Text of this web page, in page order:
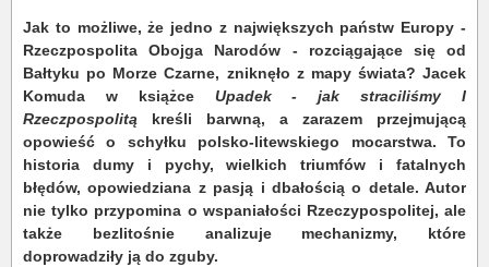
Jak to możliwe, że jedno z największych państw Europy -
Rzeczpospolita Obojga Narodów - rozciągające się od
Bałtyku po Morze Czarne, zniknęło z mapy świata? Jacek
Komuda w książce Upadek - jak straciliśmy I
Rzeczpospolitą kreśli barwną, a zarazem przejmującą
opowieść o schyłku polsko-litewskiego mocarstwa. To
historia dumy i pychy, wielkich triumfów i fatalnych
błędów, opowiedziana z pasją i dbałością o detale. Autor
nie tylko przypomina o wspaniałości Rzeczypospolitej, ale
także bezlitośnie analizuje mechanizmy, które
doprowadziły ją do zguby.